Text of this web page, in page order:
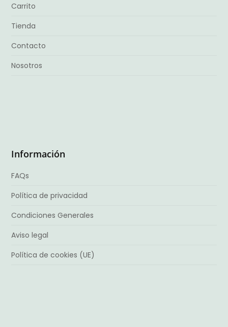
Carrito
Tienda
Contacto
Nosotros
Información
FAQs
Política de privacidad
Condiciones Generales
Aviso legal
Política de cookies (UE)